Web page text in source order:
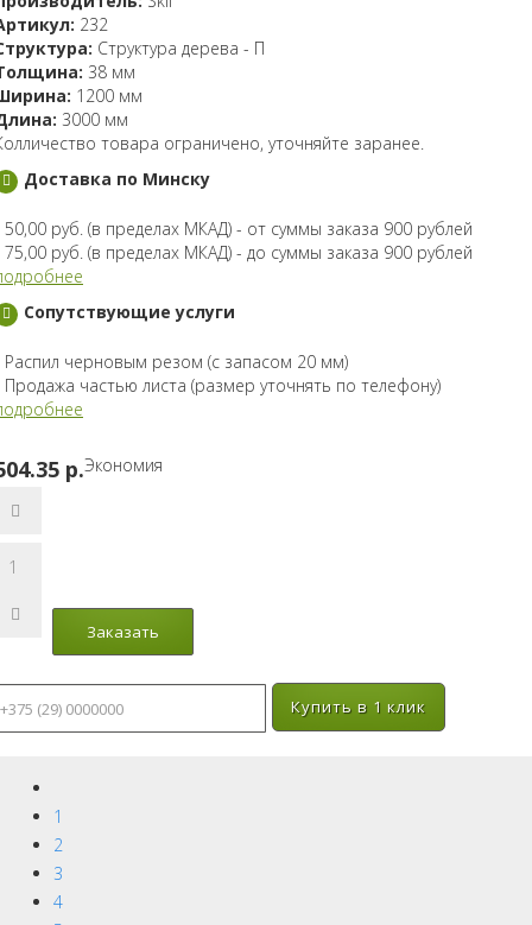
232
Структура дерева - П
38 мм
1200 мм
3000 мм
товара ограничено, уточняйте заранее.
Доставка по Минску
50,00 руб. (в пределах МКАД) - от суммы заказа 900 рублей
75,00 руб. (в пределах МКАД) - до суммы заказа 900 рублей
Сопутствующие услуги
Распил черновым резом (с запасом 20 мм)
Продажа частью листа (размер уточнять по телефону)
p.Экономия
Купить в 1 клик
1
2
3
4